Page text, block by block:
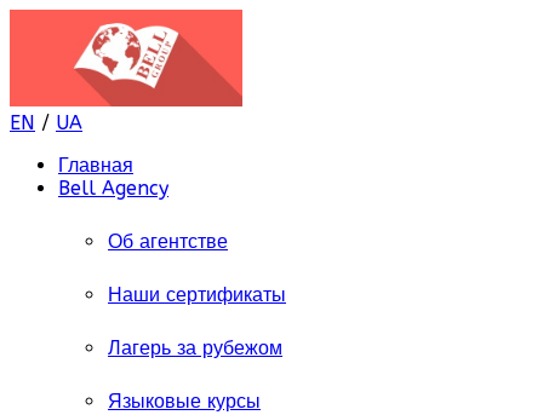
EN / UA
Главная
Bell Agency
Об агентстве
Наши сертификаты
Лагерь за рубежом
Языковые курсы